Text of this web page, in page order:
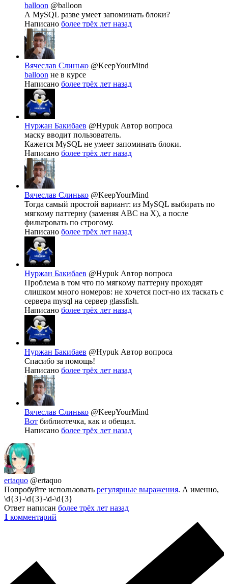
balloon @balloon
А MySQL разве умеет запоминать блоки?
Написано более трёх лет назад
Вячеслав Слинько @KeepYourMind
balloon не в курсе
Написано более трёх лет назад
Нуржан Бакибаев @Hypuk Автор вопроса
маску вводит пользователь.
Кажется MySQL не умеет запоминать блоки.
Написано более трёх лет назад
Вячеслав Слинько @KeepYourMind
Тогда самый простой вариант: из MySQL выбирать по
мягкому паттерну (заменяя ABC на X), а после
фильтровать по строгому.
Написано более трёх лет назад
Нуржан Бакибаев @Hypuk Автор вопроса
Проблема в том что по мягкому паттерну проходят
слишком много номеров: не хочется пост-но их таскать с
сервера mysql на сервер glassfish.
Написано более трёх лет назад
Нуржан Бакибаев @Hypuk Автор вопроса
Спасибо за помощь!
Написано более трёх лет назад
Вячеслав Слинько @KeepYourMind
Вот библиотечка, как и обещал.
Написано более трёх лет назад
ertaquo @ertaquo
Попробуйте использовать регулярные выражения. А именно,
\d{3}-\d{3}-\d-\d{3}
Ответ написан более трёх лет назад
1 комментарий